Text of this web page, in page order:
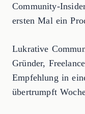
Community-
ersten Mal ein
Lukrative
Gründer,
Empfehlung in
übertrumpft